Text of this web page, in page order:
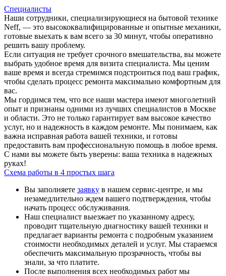
Специалисты
Наши сотрудники, специализирующиеся на бытовой технике
Neff, — это высококвалифицированные и опытные механики,
готовые выехать к вам всего за 30 минут, чтобы оперативно
решить вашу проблему.
Если ситуация не требует срочного вмешательства, вы можете
выбрать удобное время для визита специалиста. Мы ценим
ваше время и всегда стремимся подстроиться под ваш график,
чтобы сделать процесс ремонта максимально комфортным для
вас.
Мы гордимся тем, что все наши мастера имеют многолетний
опыт и признаны одними из лучших специалистов в Москве
и области. Это не только гарантирует вам высокое качество
услуг, но и надежность в каждом ремонте. Мы понимаем, как
важна исправная работа вашей техники, и готовы
предоставить вам профессиональную помощь в любое время.
С нами вы можете быть уверены: ваша техника в надежных
руках!
Схема работы в 4 простых шага
Вы заполняете заявку в нашем сервис-центре, и мы
незамедлительно ждем вашего подтверждения, чтобы
начать процесс обслуживания.
Наш специалист выезжает по указанному адресу,
проводит тщательную диагностику вашей техники и
предлагает варианты ремонта с подробным указанием
стоимости необходимых деталей и услуг. Мы стараемся
обеспечить максимальную прозрачность, чтобы вы
знали, за что платите.
После выполнения всех необходимых работ мы